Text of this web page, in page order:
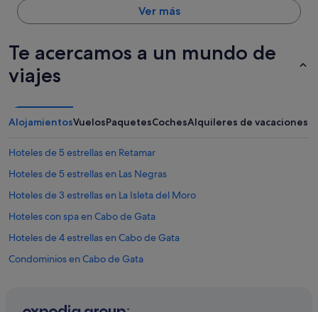
Ver más
Te acercamos a un mundo de
viajes
AlojamientosVuelosPaquetesCochesAlquileres de vacaciones
Hoteles de 5 estrellas en Retamar
Hoteles de 5 estrellas en Las Negras
Hoteles de 3 estrellas en La Isleta del Moro
Hoteles con spa en Cabo de Gata
Hoteles de 4 estrellas en Cabo de Gata
Condominios en Cabo de Gata